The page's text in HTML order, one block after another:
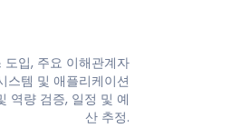
입, 주요 이해관계자
스템 및 애플리케이션
역량 검증, 일정 및 예
산 추정.